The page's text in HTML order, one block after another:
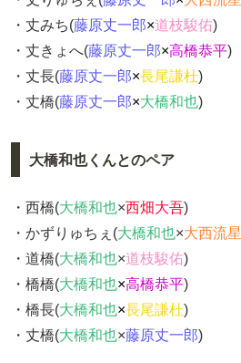
・丈みち(藤原丈一郎×道枝駿佑)
・丈きょへ(藤原丈一郎×高橋恭平)
・丈長(藤原丈一郎×長尾謙杜)
・丈橋(藤原丈一郎×大橋和也)
大橋和也くんとのペア
・西橋(大橋和也×西畑大吾)
・かずりゅちぇ(大橋和也×大西流星
・道橋(大橋和也×道枝駿佑)
・橋橋(大橋和也×高橋恭平)
・橋長(大橋和也×長尾謙杜)
・丈橋(大橋和也×藤原丈一郎)